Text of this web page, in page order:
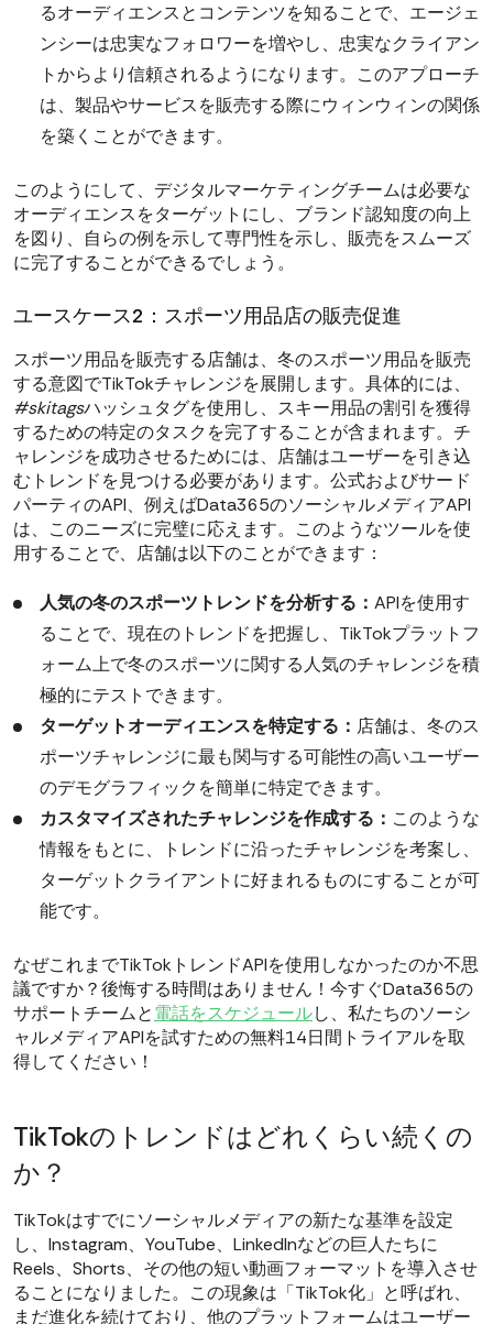
るオーディエンスとコンテンツを知ることで、エージェ
ンシーは忠実なフォロワーを増やし、忠実なクライアン
トからより信頼されるようになります。このアプローチ
は、製品やサービスを販売する際にウィンウィンの関係
を築くことができます。
このようにして、デジタルマーケティングチームは必要な
オーディエンスをターゲットにし、ブランド認知度の向上
を図り、自らの例を示して専門性を示し、販売をスムーズ
に完了することができるでしょう。
ユースケース2：スポーツ用品店の販売促進
スポーツ用品を販売する店舗は、冬のスポーツ用品を販売
する意図でTikTokチャレンジを展開します。具体的には、
#skitagsハッシュタグを使用し、スキー用品の割引を獲得
するための特定のタスクを完了することが含まれます。チ
ャレンジを成功させるためには、店舗はユーザーを引き込
むトレンドを見つける必要があります。公式およびサード
パーティのAPI、例えばData365のソーシャルメディアAPI
は、このニーズに完璧に応えます。このようなツールを使
用することで、店舗は以下のことができます：
人気の冬のスポーツトレンドを分析する： APIを使用す
ることで、現在のトレンドを把握し、TikTokプラットフ
ォーム上で冬のスポーツに関する人気のチャレンジを積
極的にテストできます。
ターゲットオーディエンスを特定する： 店舗は、冬のス
ポーツチャレンジに最も関与する可能性の高いユーザー
のデモグラフィックを簡単に特定できます。
カスタマイズされたチャレンジを作成する： このような
情報をもとに、トレンドに沿ったチャレンジを考案し、
ターゲットクライアントに好まれるものにすることが可
能です。
なぜこれまでTikTokトレンドAPIを使用しなかったのか不思
議ですか？後悔する時間はありません！今すぐData365の
サポートチームと電話をスケジュールし、私たちのソーシ
ャルメディアAPIを試すための無料14日間トライアルを取
得してください！
TikTokのトレンドはどれくらい続くの
か？
TikTokはすでにソーシャルメディアの新たな基準を設定
し、Instagram、YouTube、LinkedInなどの巨人たちに
Reels、Shorts、その他の短い動画フォーマットを導入させ
ることになりました。この現象は「TikTok化」と呼ばれ、
まだ進化を続けており、他のプラットフォームはユーザー